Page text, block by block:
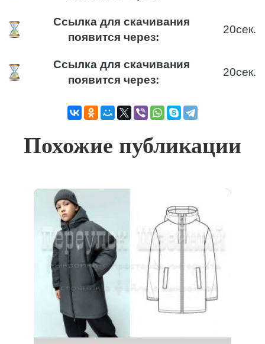
Ссылка для скачивания
появится через:
20сек.
Ссылка для скачивания
появится через:
20сек.
Похожие публикации